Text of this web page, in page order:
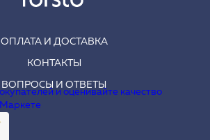
ОПЛАТА И ДОСТАВКА
КОНТАКТЫ
ВОПРОСЫ И ОТВЕТЫ